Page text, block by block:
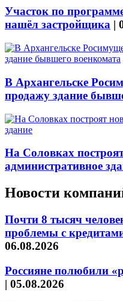
Участок по
нашёл застройщика |
В Архангельске
продажу здание
На Соловках
административное
Новости
Почти 8 тысяч
проблемы с
06.08.2026
Россияне полюбили
| 05.08.2026